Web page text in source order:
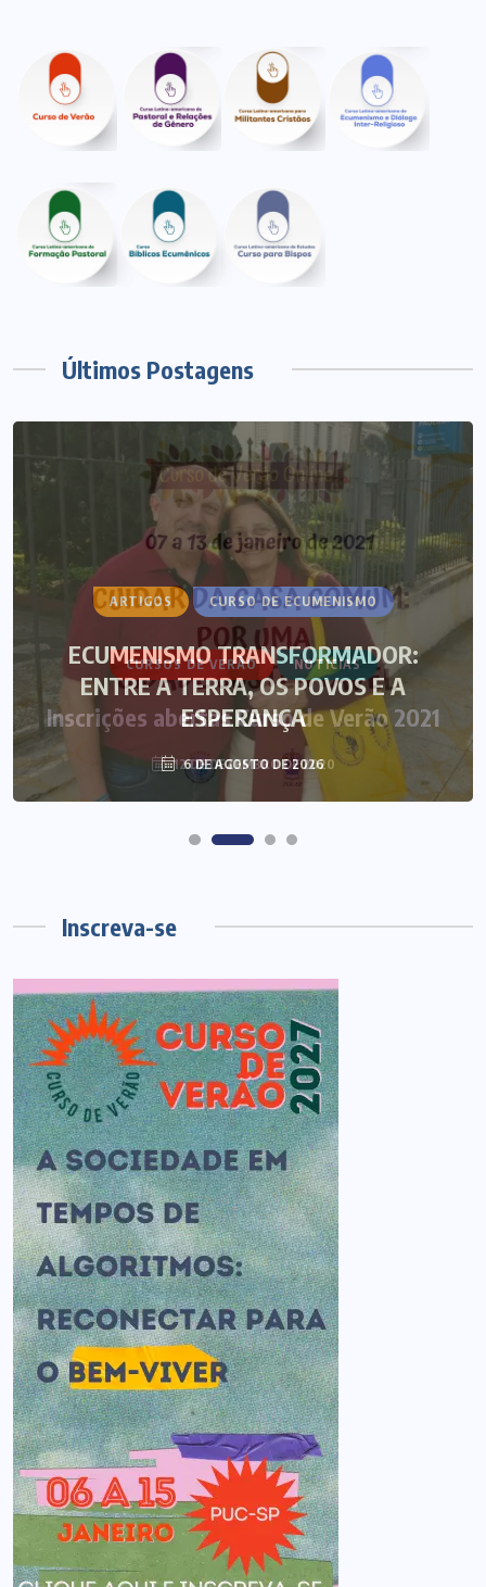
Últimos Postagens
ARTIGOS CURSO DE ECUMENISMO
ECUMENISMO TRANSFORMADOR:
ENTRE A TERRA, OS POVOS E A
ESPERANÇA
6 DE AGOSTO DE 2026
Inscreva-se